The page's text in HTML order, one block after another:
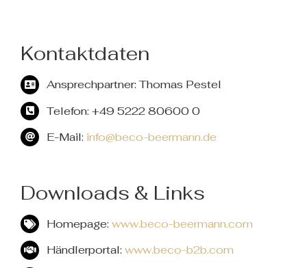
Kontaktdaten
Ansprechpartner: Thomas Pestel
Telefon: +49 5222 80600 0
E-Mail: info@beco-beermann.de
Downloads & Links
Homepage:www.beco-beermann.com
Händlerportal:www.beco-b2b.com